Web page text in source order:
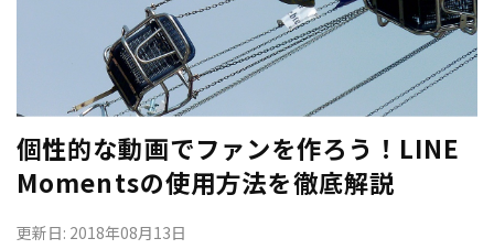
個性的な動画でファンを作ろう！LINE
Momentsの使用方法を徹底解説
更新日: 2018年08月13日